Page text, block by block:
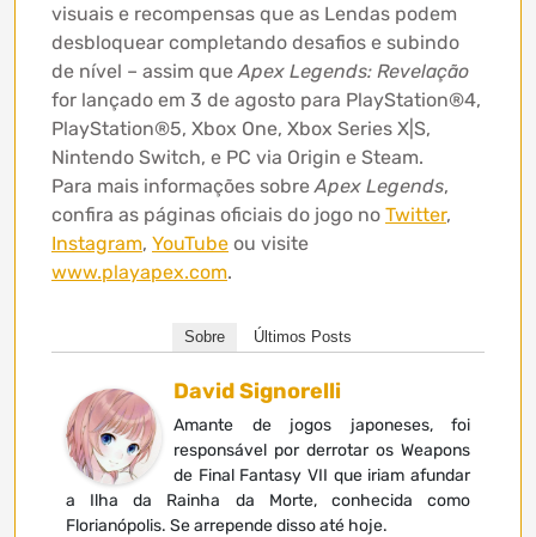
visuais e recompensas que as Lendas podem
desbloquear completando desafios e subindo
de nível – assim queApex Legends: Revelação
for lançado em 3 de agosto para PlayStation®4,
PlayStation®5, Xbox One, Xbox Series X|S,
Nintendo Switch, e PC via Origin e Steam.
Para mais informações sobreApex Legends,
confira as páginas oficiais do jogo no Twitter,
Instagram, YouTube ou visite
www.playapex.com.
Sobre Últimos Posts
David Signorelli
Amante de jogos japoneses, foi
responsável por derrotar os Weapons
de Final Fantasy VII que iriam afundar
a Ilha da Rainha da Morte, conhecida como
Florianópolis. Se arrepende disso até hoje.